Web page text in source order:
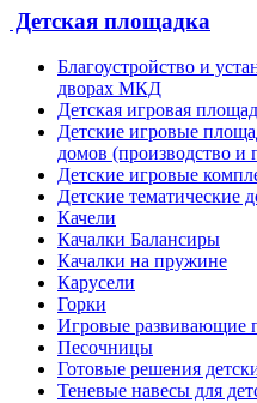
Детская площадка
Благоустройство и
дворах МКД
Детская игровая
Детские игровые
домов (производство и
Детские игровые
Детские тематические
Качели
Качалки Балансиры
Качалки на пружине
Карусели
Горки
Игровые развивающие
Песочницы
Готовые решения
Теневые навесы для